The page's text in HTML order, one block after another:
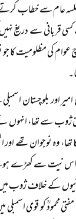
عام سے خطاب
قربانی سے دریغ
مظلومیت کا جو
اور بلوچستان
ژوب سے تھا، انہوں
کھڑے ہوئے کہ
کے خلاف ژوب
محمودؒ کو قومی